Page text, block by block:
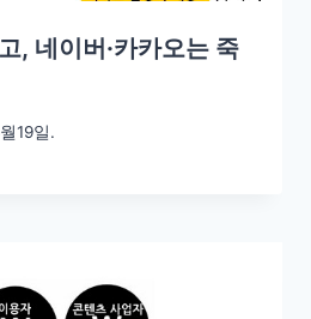
, 네이버·카카오는 죽
19일.